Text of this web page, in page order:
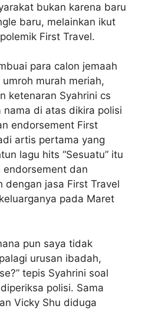
bukan karena baru
baru, melainkan ikut
First Travel.
para calon jemaah
murah meriah,
ketenaran Syahrini cs
nama di atas dikira polisi
endorsement First
artis pertama yang
lagu hits “Sesuatu” itu
dan
dengan jasa First Travel
pada Maret
pun saya tidak
urusan ibadah,
tepis Syahrini soal
polisi. Sama
Vicky Shu diduga